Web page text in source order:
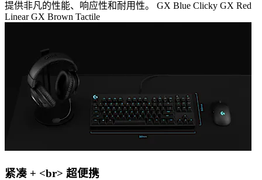
提供非凡的性能、响应性和耐用性。 GX Blue Clicky GX Red
Linear GX Brown Tactile
紧凑 + <br> 超便携